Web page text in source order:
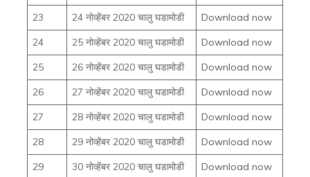
23
24 नोव्हेंबर 2020 चालु घडामोडी
Download now
24
25 नोव्हेंबर 2020 चालु घडामोडी
Download now
25
26 नोव्हेंबर 2020 चालु घडामोडी
Download now
26
27 नोव्हेंबर 2020 चालु घडामोडी
Download now
27
28 नोव्हेंबर 2020 चालु घडामोडी
Download now
28
29 नोव्हेंबर 2020 चालु घडामोडी
Download now
29
30 नोव्हेंबर 2020 चालु घडामोडी Download now